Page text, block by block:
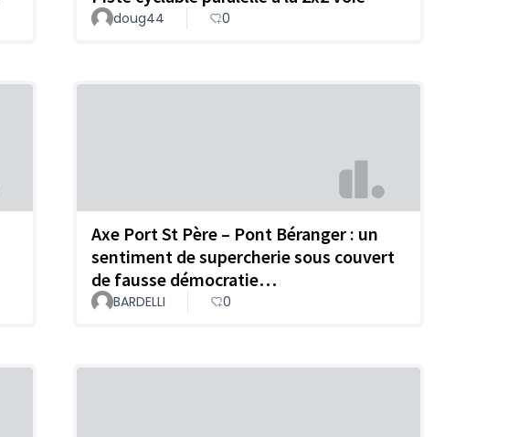
doug44 0
Axe Port St Père – Pont Béranger : un
sentiment de supercherie sous couvert
de fausse démocratie…
BARDELLI 0